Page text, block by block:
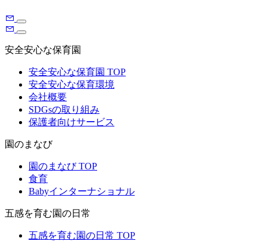
安全安心な保育園
安全安心な保育園 TOP
安全安心な保育環境
会社概要
SDGsの取り組み
保護者向けサービス
園のまなび
園のまなび TOP
食育
Babyインターナショナル
五感を育む園の日常
五感を育む園の日常 TOP